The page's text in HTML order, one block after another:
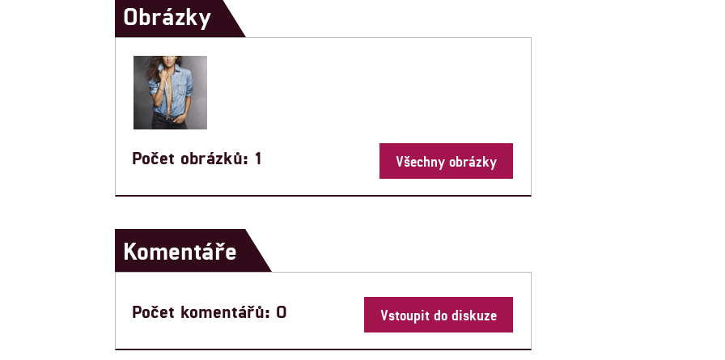
Obrázky
Počet obrázků: 1 Všechny obrázky
Komentáře
Počet komentářů: 0 Vstoupit do diskuze